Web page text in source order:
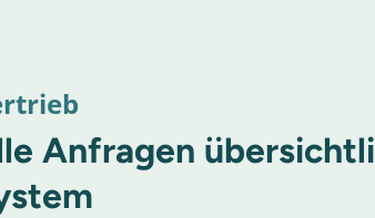
Anfragen